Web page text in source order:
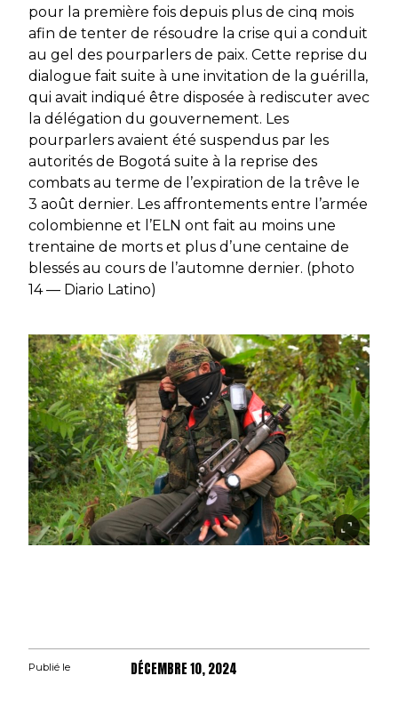
pour la première fois depuis plus de cinq mois
afin de tenter de résoudre la crise qui a conduit
au gel des pourparlers de paix. Cette reprise du
dialogue fait suite à une invitation de la guérilla,
qui avait indiqué être disposée à rediscuter avec
la délégation du gouvernement. Les
pourparlers avaient été suspendus par les
autorités de Bogotá suite à la reprise des
combats au terme de l’expiration de la trêve le
3 août dernier. Les affrontements entre l’armée
colombienne et l’ELN ont fait au moins une
trentaine de morts et plus d’une centaine de
blessés au cours de l’automne dernier. (photo
14 — Diario Latino)
Publié le DÉCEMBRE 10, 2024